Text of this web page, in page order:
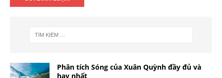
Phân tích Sóng của Xuân Quỳnh đầy đủ và
hay nhất